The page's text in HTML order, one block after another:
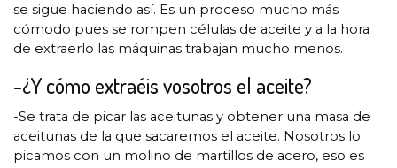
se sigue haciendo así. Es un proceso mucho más
cómodo pues se rompen células de aceite y a la hora
de extraerlo las máquinas trabajan mucho menos.
-¿Y cómo extraéis vosotros el aceite?
-Se trata de picar las aceitunas y obtener una masa de
aceitunas de la que sacaremos el aceite. Nosotros lo
picamos con un molino de martillos de acero, eso es